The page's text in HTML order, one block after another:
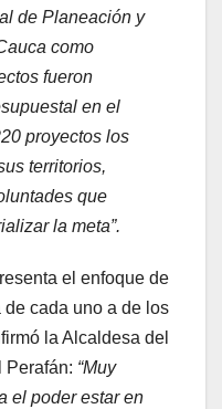
de Planeación y
como
fueron
en el
proyectos los
territorios,
que
la meta”.
el enfoque de
cada uno a de los
la Alcaldesa del
Perafán: “Muy
el poder estar en